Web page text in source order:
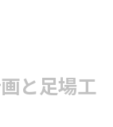
と足場工